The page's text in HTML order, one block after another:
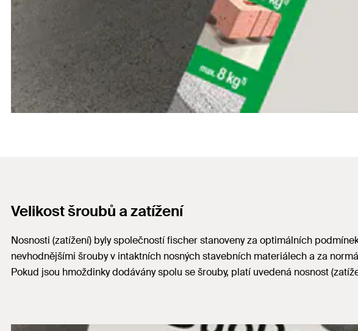
Velikost šroubů a zatížení
Nosnosti (zatížení) byly společností fischer stanoveny za optimálních
nevhodnějšími šrouby v intaktních nosných stavebních materiálech a za
Pokud jsou hmoždinky dodávány spolu se šrouby, platí uvedená nosnost